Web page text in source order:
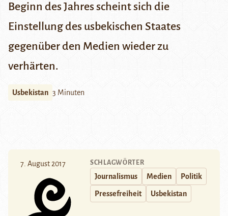
Beginn des Jahres scheint sich die
Einstellung des usbekischen Staates
gegenüber den Medien wieder zu
verhärten.
Usbekistan 3 Minuten
7. August 2017 SCHLAGWÖRTER
Journalismus Medien Politik
Pressefreiheit Usbekistan